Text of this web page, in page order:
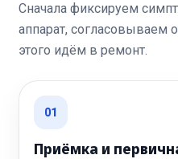
Сначала фиксируем
аппарат, согласовываем
этого идём в ремонт.
01
Приёмка и